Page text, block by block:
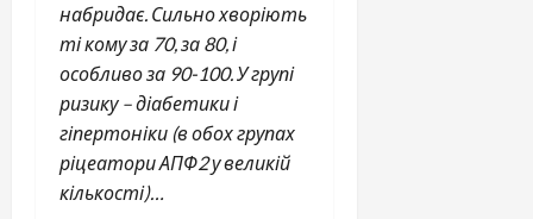
набридає. Сильно хворіють
ті кому за 70, за 80, і
особливо за 90-100. У групі
ризику – діабетики і
гіпертоніки (в обох групах
ріцеатори АПФ2 у великій
кількості)…